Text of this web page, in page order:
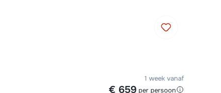
1 week vanaf
€ 659 per persoon